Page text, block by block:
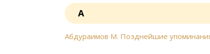
А
Абдураимов М. Позднейшие